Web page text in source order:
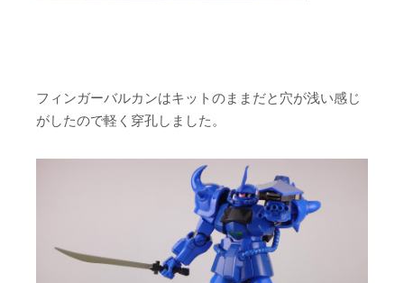
フィンガーバルカンはキットのままだと穴が浅い感じ
がしたので軽く穿孔しました。